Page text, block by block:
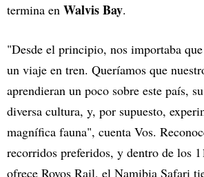
termina en Walvis Bay.
"Desde el principio, nos importaba
un viaje en tren. Queríamos que
aprendieran un poco sobre este país,
diversa cultura, y, por supuesto,
magnífica fauna", cuenta Vos.
recorridos preferidos, y dentro de los
ofrece Rovos Rail, el Namibia Safari